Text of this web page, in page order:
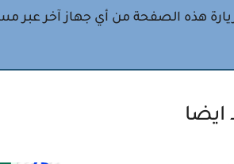
هذه الصفحة من أي جهاز آخر عبر